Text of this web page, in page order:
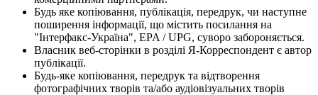
Будь яке копіювання, публікація, передрук, чи наступне
поширення інформації, що містить посилання на
"Інтерфакс-Україна", EPA / UPG, суворо забороняється.
Власник веб-сторінки в розділі Я-Корреспондент є автор
публікації.
Будь-яке копіювання, передрук та відтворення
фотографічних творів та/або аудіовізуальних творів